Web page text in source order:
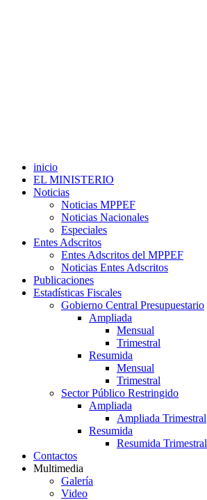
inicio
EL MINISTERIO
Noticias
Noticias MPPEF
Noticias Nacionales
Especiales
Entes Adscritos
Entes Adscritos del MPPEF
Noticias Entes Adscritos
Publicaciones
Estadísticas Fiscales
Gobierno Central Presupuestario
Ampliada
Mensual
Trimestral
Resumida
Mensual
Trimestral
Sector Público Restringido
Ampliada
Ampliada Trimestral
Resumida
Resumida Trimestral
Contactos
Multimedia
Galería
Video